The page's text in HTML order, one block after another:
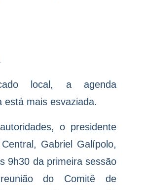
local, a agenda
está mais esvaziada.
o presidente
Gabriel Galípolo,
9h30 da primeira sessão
do Comitê de